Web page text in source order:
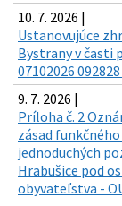
10. 7. 2026 |
Ustanovujúce
Bystrany v časti
07102026
9. 7. 2026 |
Príloha č. 2
zásad
jednoduchých
Hrabušice pod
obyvateľstva -